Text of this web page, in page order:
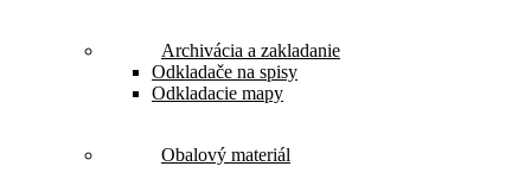
Archivácia a zakladanie
Odkladače na spisy
Odkladacie mapy
Obalový materiál